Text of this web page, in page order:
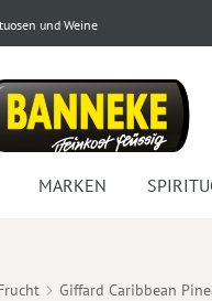
und Weine
MARKEN
Giffard Caribbean